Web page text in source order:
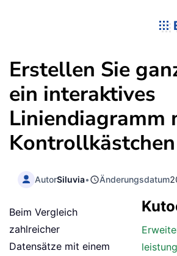
Erstellen Sie
ein interaktives
Liniendiagramm
AutorSiluvia• Änderungsdatum
Beim Vergleich
zahlreicher
Datensätze mit einem